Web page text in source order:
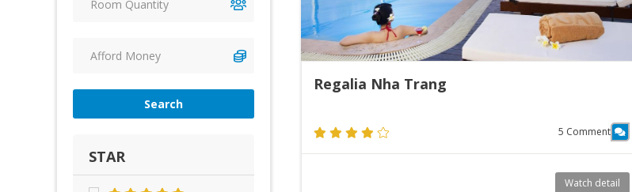
Search
STAR
Regalia Nha Trang
5 Comment
Watch detail